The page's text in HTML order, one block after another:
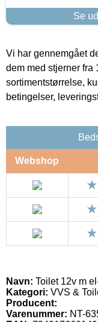
Se
Vi har gennemgået
dem med stjerner fra
sortimentstørrelse,
betingelser,
Webshop
Navn: Toilet 12v m
Kategori: VVS &
Producent:
Varenummer: NT-